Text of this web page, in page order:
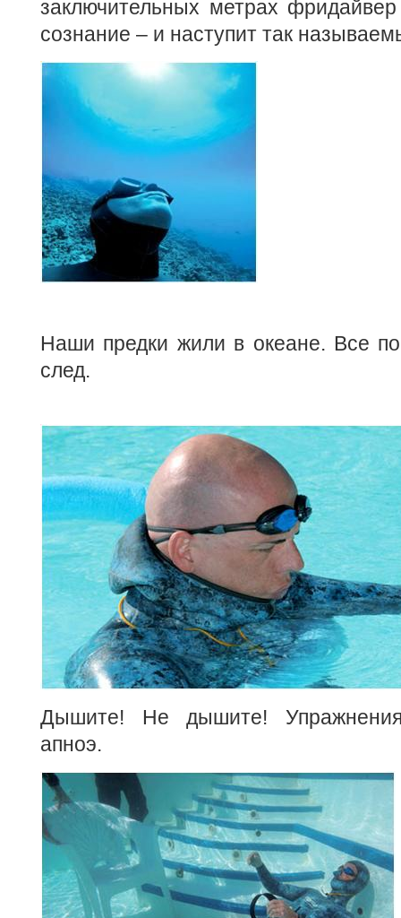
заключительных метрах фридайвер
сознание – и наступит так
Наши предки жили в океане. Все
след.
Дышите! Не дышите!
апноэ.